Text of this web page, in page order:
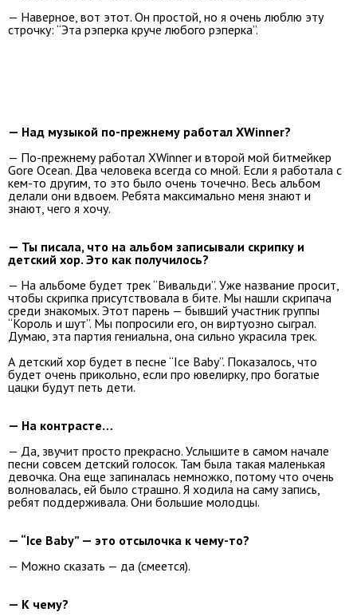
— Наверное, вот этот. Он простой, но я очень люблю эту
строчку: “Эта рэперка круче любого рэперка”.
— Над музыкой по-прежнему работал XWinner?
— По-прежнему работал XWinner и второй мой битмейкер
Gore Ocean. Два человека всегда со мной. Если я работала с
кем-то другим, то это было очень точечно. Весь альбом
делали они вдвоем. Ребята максимально меня знают и
знают, чего я хочу.
— Ты писала, что на альбом записывали скрипку и
детский хор. Это как получилось?
— На альбоме будет трек “Вивальди”. Уже название просит,
чтобы скрипка присутствовала в бите. Мы нашли скрипача
среди знакомых. Этот парень — бывший участник группы
“Король и шут”. Мы попросили его, он виртуозно сыграл.
Думаю, эта партия гениальна, она сильно украсила трек.
А детский хор будет в песне “Ice Baby”. Показалось, что
будет очень прикольно, если про ювелирку, про богатые
цацки будут петь дети.
— На контрасте…
— Да, звучит просто прекрасно. Услышите в самом начале
песни совсем детский голосок. Там была такая маленькая
девочка. Она еще запиналась немножко, потому что очень
волновалась, ей было страшно. Я ходила на саму запись,
ребят поддерживала. Они большие молодцы.
— “Ice Baby” — это отсылочка к чему-то?
— Можно сказать — да (смеется).
— К чему?